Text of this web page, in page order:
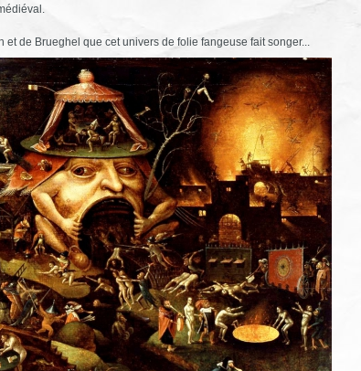
de Brueghel que cet univers de folie fangeuse fait songer...